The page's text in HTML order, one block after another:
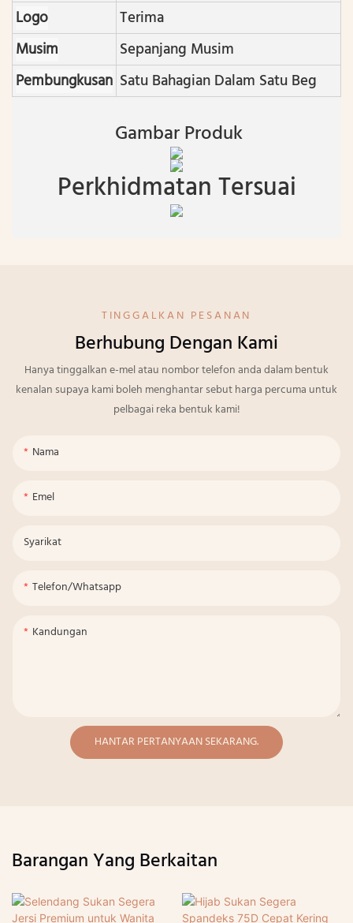
Logo
Terima
Musim
Sepanjang Musim
Pembungkusan Satu Bahagian Dalam Satu Beg
Gambar Produk
Perkhidmatan Tersuai
TINGGALKAN PESANAN
Berhubung Dengan Kami
Hanya tinggalkan e-mel atau nombor telefon anda dalam bentuk
kenalan supaya kami boleh menghantar sebut harga percuma untuk
pelbagai reka bentuk kami!
Nama
Emel
Syarikat
Telefon/whatsapp
Kandungan
HANTAR PERTANYAAN SEKARANG.
Barangan Yang Berkaitan